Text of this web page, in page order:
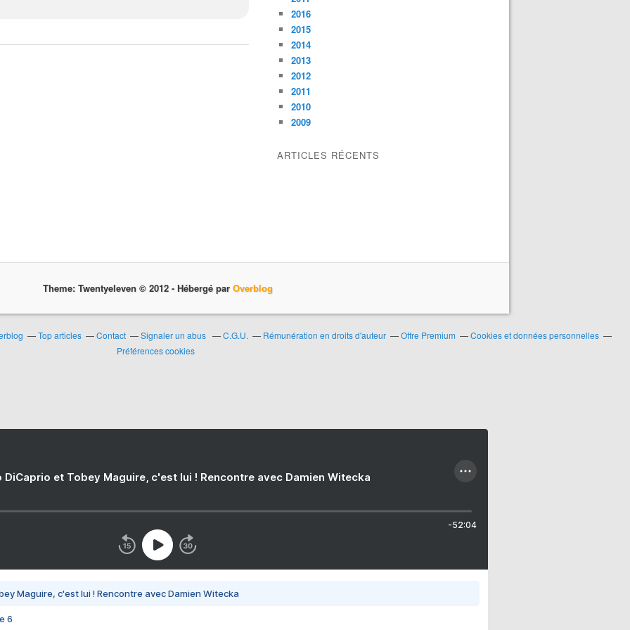
2016
2015
2014
2013
2012
2011
2010
2009
ARTICLES RÉCENTS
Theme: Twentyeleven © 2012 - Hébergé par Overblog
Top articles Contact Signaler un abus C.G.U. Rémunération en droits d'auteur Offre Premium
Cookies et données personnelles
Préférences cookies
DiCaprio et Tobey Maguire, c'est lui ! Rencontre avec Damien Witecka
-52:04
Maguire, c'est lui ! Rencontre avec Damien Witecka
6